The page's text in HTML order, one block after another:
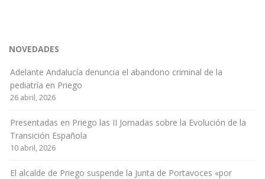
NOVEDADES
Adelante Andalucía denuncia el abandono criminal de la
pediatría en Priego
26 abril, 2026
Presentadas en Priego las II Jornadas sobre la Evolución de la
Transición Española
10 abril, 2026
El alcalde de Priego suspende la Junta de Portavoces «por